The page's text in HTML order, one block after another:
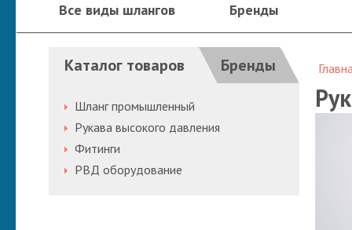
Все виды шлангов Бренды
Каталог товаров Бренды
Шланг промышленный
Рукава высокого давления
Фитинги
РВД оборудование